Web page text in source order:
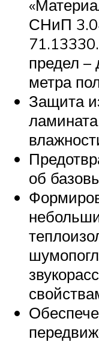
СНиП
предел
метра
Защита
об